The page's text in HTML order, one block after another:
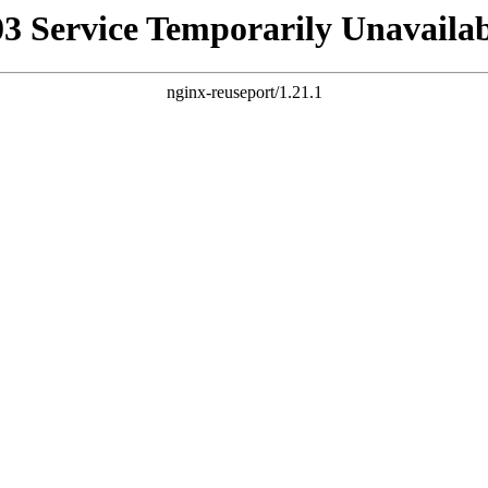
Service Temporarily
nginx-reuseport/1.21.1